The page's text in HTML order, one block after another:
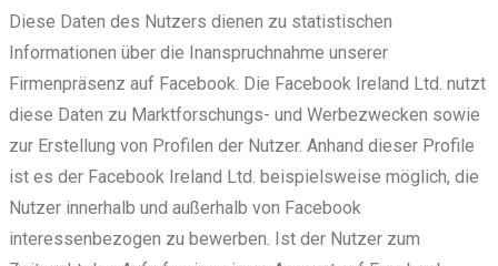
Diese Daten des Nutzers dienen zu statistischen
Informationen über die Inanspruchnahme unserer
Firmenpräsenz auf Facebook. Die Facebook Ireland Ltd. nutzt
diese Daten zu Marktforschungs- und Werbezwecken sowie
zur Erstellung von Profilen der Nutzer. Anhand dieser Profile
ist es der Facebook Ireland Ltd. beispielsweise möglich, die
Nutzer innerhalb und außerhalb von Facebook
interessenbezogen zu bewerben. Ist der Nutzer zum